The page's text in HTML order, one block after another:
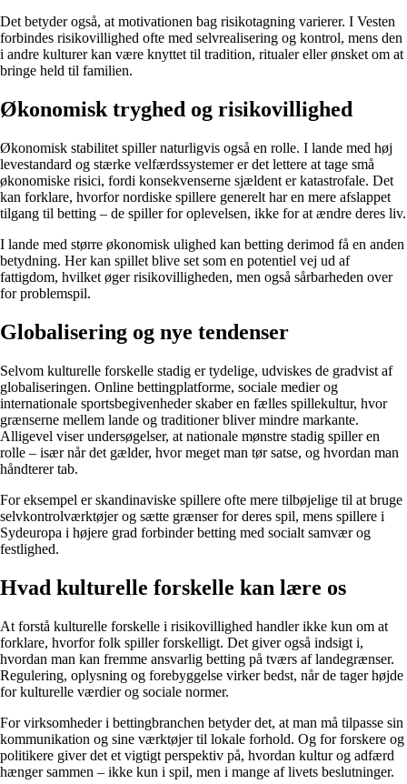
Det betyder også, at motivationen bag risikotagning varierer. I Vesten
forbindes risikovillighed ofte med selvrealisering og kontrol, mens den
i andre kulturer kan være knyttet til tradition, ritualer eller ønsket om at
bringe held til familien.
Økonomisk tryghed og risikovillighed
Økonomisk stabilitet spiller naturligvis også en rolle. I lande med høj
levestandard og stærke velfærdssystemer er det lettere at tage små
økonomiske risici, fordi konsekvenserne sjældent er katastrofale. Det
kan forklare, hvorfor nordiske spillere generelt har en mere afslappet
tilgang til betting – de spiller for oplevelsen, ikke for at ændre deres liv.
I lande med større økonomisk ulighed kan betting derimod få en anden
betydning. Her kan spillet blive set som en potentiel vej ud af
fattigdom, hvilket øger risikovilligheden, men også sårbarheden over
for problemspil.
Globalisering og nye tendenser
Selvom kulturelle forskelle stadig er tydelige, udviskes de gradvist af
globaliseringen. Online bettingplatforme, sociale medier og
internationale sportsbegivenheder skaber en fælles spillekultur, hvor
grænserne mellem lande og traditioner bliver mindre markante.
Alligevel viser undersøgelser, at nationale mønstre stadig spiller en
rolle – især når det gælder, hvor meget man tør satse, og hvordan man
håndterer tab.
For eksempel er skandinaviske spillere ofte mere tilbøjelige til at bruge
selvkontrolværktøjer og sætte grænser for deres spil, mens spillere i
Sydeuropa i højere grad forbinder betting med socialt samvær og
festlighed.
Hvad kulturelle forskelle kan lære os
At forstå kulturelle forskelle i risikovillighed handler ikke kun om at
forklare, hvorfor folk spiller forskelligt. Det giver også indsigt i,
hvordan man kan fremme ansvarlig betting på tværs af landegrænser.
Regulering, oplysning og forebyggelse virker bedst, når de tager højde
for kulturelle værdier og sociale normer.
For virksomheder i bettingbranchen betyder det, at man må tilpasse sin
kommunikation og sine værktøjer til lokale forhold. Og for forskere og
politikere giver det et vigtigt perspektiv på, hvordan kultur og adfærd
hænger sammen – ikke kun i spil, men i mange af livets beslutninger.